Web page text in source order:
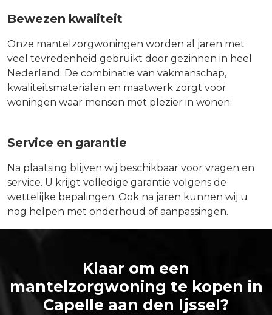
Bewezen kwaliteit
Onze mantelzorgwoningen worden al jaren met
veel tevredenheid gebruikt door gezinnen in heel
Nederland. De combinatie van vakmanschap,
kwaliteitsmaterialen en maatwerk zorgt voor
woningen waar mensen met plezier in wonen.
Service en garantie
Na plaatsing blijven wij beschikbaar voor vragen en
service. U krijgt volledige garantie volgens de
wettelijke bepalingen. Ook na jaren kunnen wij u
nog helpen met onderhoud of aanpassingen.
Klaar om een
mantelzorgwoning te kopen in
Capelle aan den Ijssel?